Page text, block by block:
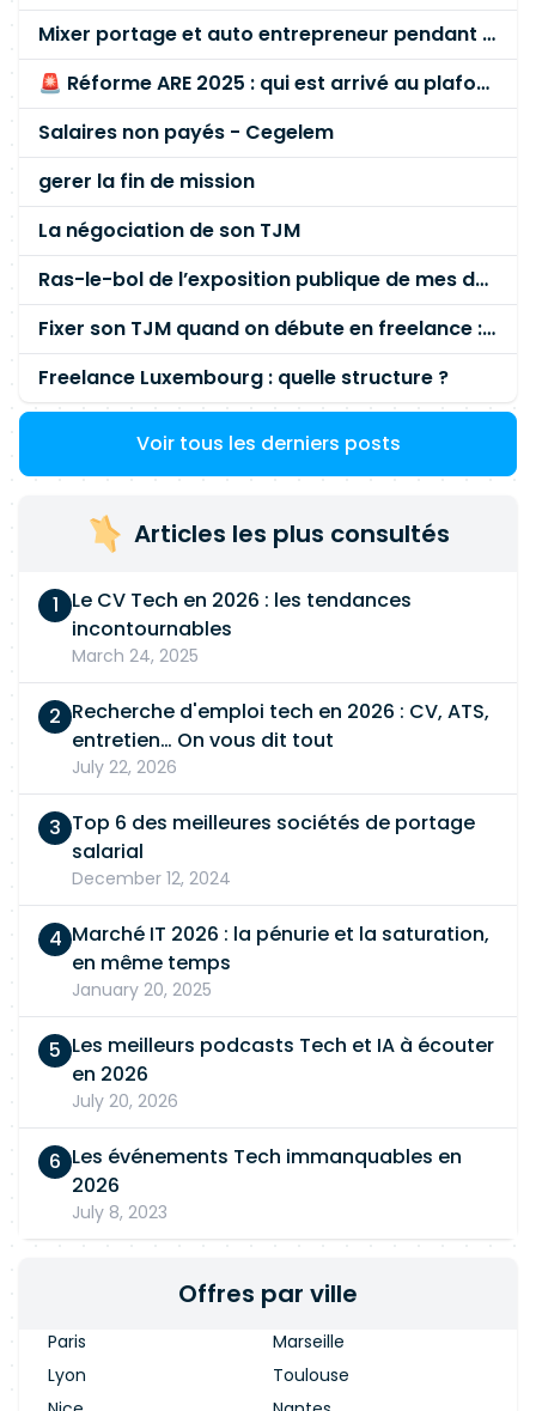
Mixer portage et auto entrepreneur pendant des années - quel risque ?
🚨 Réforme ARE 2025 : qui est arrivé au plafond des 60 % en gardant son entreprise ?
Salaires non payés - Cegelem
gerer la fin de mission
La négociation de son TJM
Ras-le-bol de l’exposition publique de mes données personnelles liées à mon entreprise
Fixer son TJM quand on débute en freelance : la méthode mathématique (et pas au feeling) 🛑
Freelance Luxembourg : quelle structure ?
Voir tous les derniers posts
Articles les plus consultés
Le CV Tech en 2026 : les tendances
incontournables
March 24, 2025
Recherche d'emploi tech en 2026 : CV, ATS,
entretien… On vous dit tout
July 22, 2026
Top 6 des meilleures sociétés de portage
salarial
December 12, 2024
Marché IT 2026 : la pénurie et la saturation,
en même temps
January 20, 2025
Les meilleurs podcasts Tech et IA à écouter
en 2026
July 20, 2026
Les événements Tech immanquables en
2026
July 8, 2023
Offres par ville
Paris
Marseille
Lyon
Toulouse